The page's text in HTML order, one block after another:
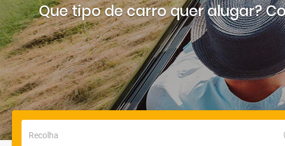
Que tipo de carro quer alugar?
Recolha